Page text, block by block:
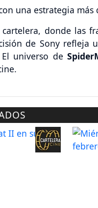
una estrategia más
donde las
de Sony
El universo de